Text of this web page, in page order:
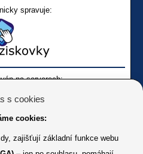
spravuje:
na serverech:
s cookies
cookies:
zajišťují základní funkce webu